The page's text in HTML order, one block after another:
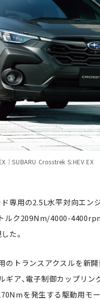
｜SUBARU Crosstrek S:HEV EX
専用の2.5L水平対向エン
ルク209Nm/4000-
た。
のトランスアクスルを新
ギア、電子制御カップリ
を発生する駆動用モ